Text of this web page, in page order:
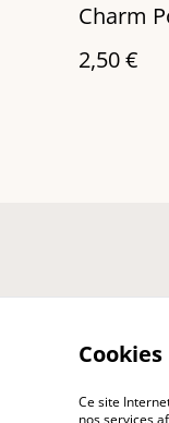
Charm
2,50 €
Cookies
Ce site
nos services